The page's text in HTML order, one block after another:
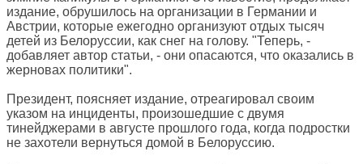
издание, обрушилось на организации в Германии и
Австрии, которые ежегодно организуют отдых тысяч
детей из Белоруссии, как снег на голову. "Теперь, -
добавляет автор статьи, - они опасаются, что оказались в
жерновах политики".
Президент, поясняет издание, отреагировал своим
указом на инциденты, произошедшие с двумя
тинейджерами в августе прошлого года, когда подростки
не захотели вернуться домой в Белоруссию.